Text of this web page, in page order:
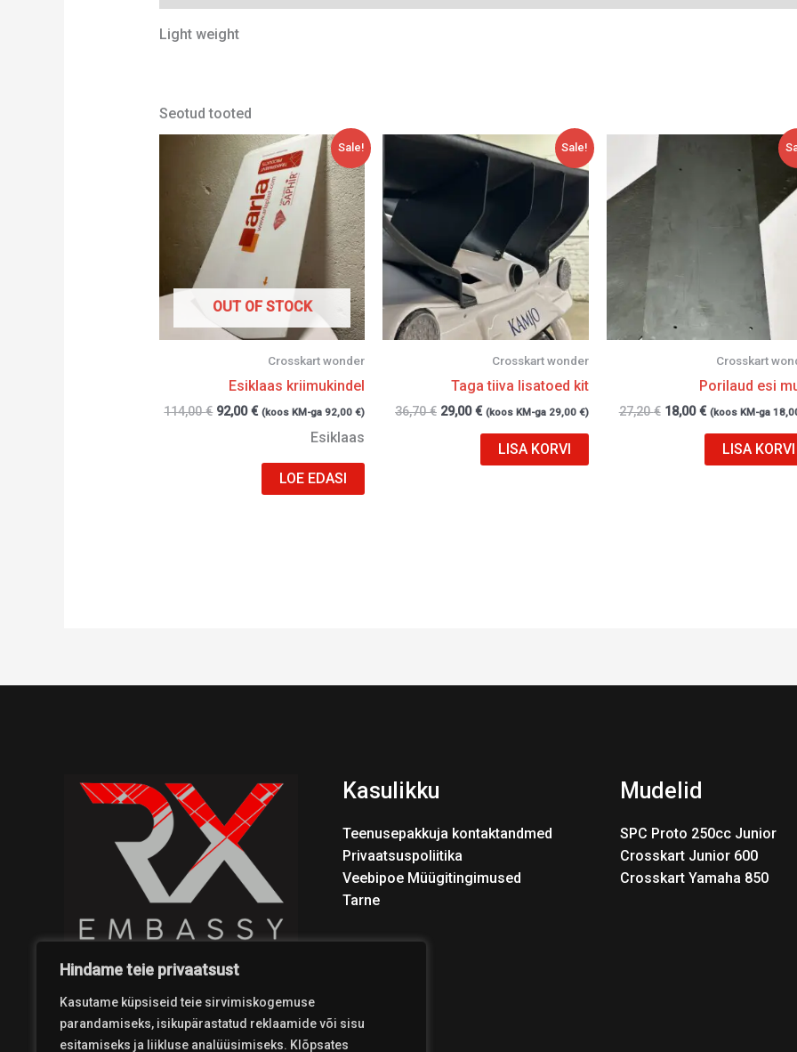
Hindame teie privaatsust
Kasutame küpsiseid teie sirvimiskogemuse
parandamiseks, isikupärastatud reklaamide või sisu
esitamiseks ja liikluse analüüsimiseks. Klõpsates
Light weight
Seotud tooted
Sale!
OUT OF STOCK
Crosskart wonder
Esiklaas kriimukindel
114,00€
Algne
oli:
114,00 €.
92,00€
Current
price
is:
92,00 €.
(koos KM-ga92,00€)
Esiklaas
LOE EDASI
Sale!
Crosskart wonder
Taga tiiva lisatoed kit
36,70€
Algne
29,00€
Current
price
is:
29,00 €.
(koos KM-ga 29,00 €)
LISA KORVI
Crosskart
Porilaud esi
27,20€
oli:
18,00€ (koos KM-ga
LISA KORVI
Kasulikku
Teenusepakkuja kontaktandmed
Privaatsuspoliitika
Veebipoe Müügitingimused
Tarne
Mudelid
SPC Proto 250cc Junior
Crosskart Junior 600
Crosskart Yamaha 850